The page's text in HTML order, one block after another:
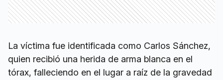
La víctima fue identificada como Carlos Sánchez,
quien recibió una herida de arma blanca en el
tórax, falleciendo en el lugar a raíz de la gravedad